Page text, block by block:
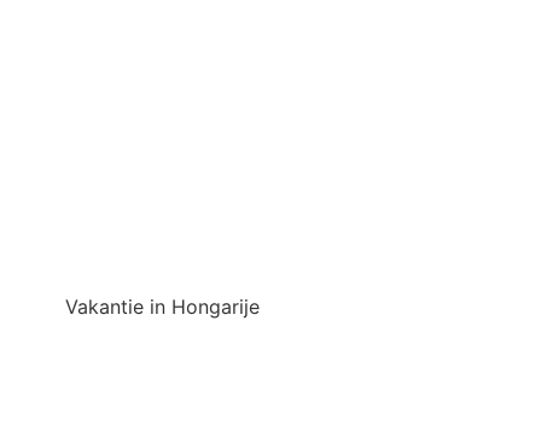
Vakantie in Hongarije